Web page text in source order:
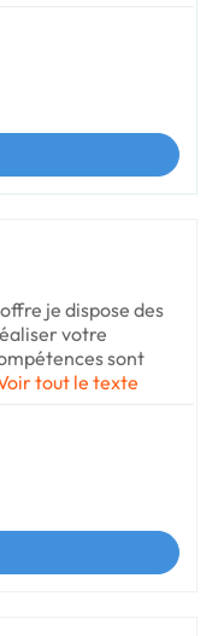
je dispose des
votre
sont
tout le texte